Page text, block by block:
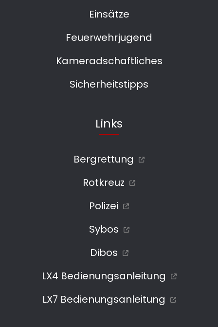
Einsätze
Feuerwehrjugend
Kameradschaftliches
Sicherheitstipps
Links
Bergrettung
Rotkreuz
Polizei
Sybos
Dibos
LX4 Bedienungsanleitung
LX7 Bedienungsanleitung